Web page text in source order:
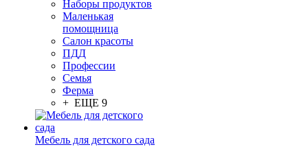
Наборы продуктов
Маленькая
помощница
Салон красоты
ПДД
Профессии
Семья
Ферма
+ ЕЩЕ 9
Мебель для детского сада